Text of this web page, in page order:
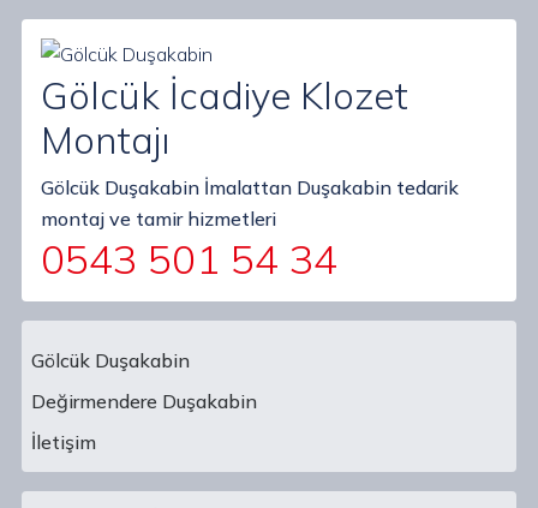
Gölcük İcadiye Klozet
Montajı
Gölcük Duşakabin İmalattan Duşakabin tedarik
montaj ve tamir hizmetleri
0543 501 54 34
Main Navigation
Gölcük Duşakabin
Değirmendere Duşakabin
İletişim